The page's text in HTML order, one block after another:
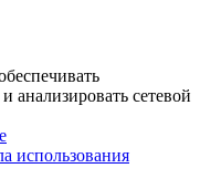
анализировать сетевой
использования